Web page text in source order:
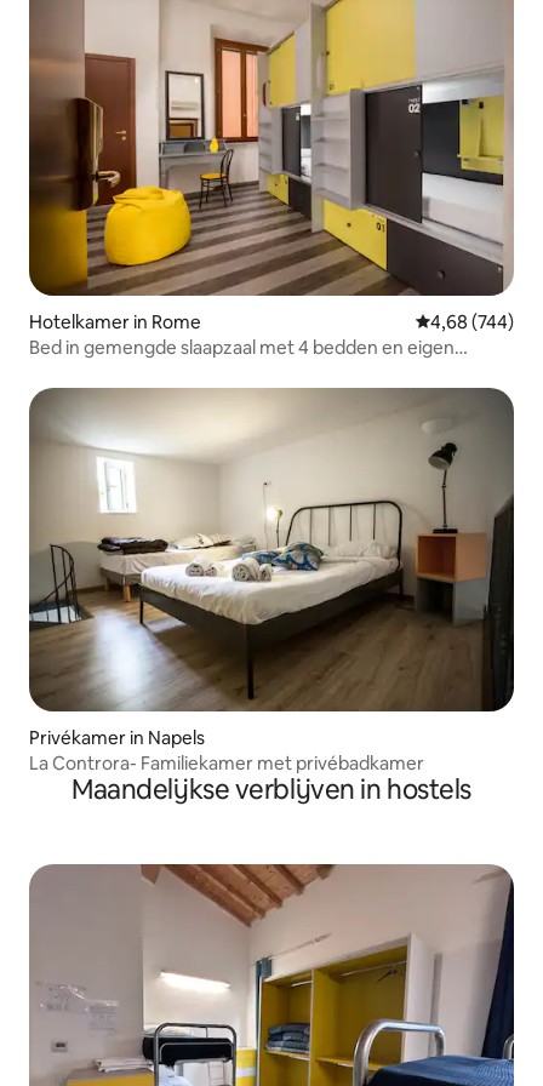
Hotelkamer in Rome Gemiddelde
4,68 (744)
Bed in gemengde slaapzaal met 4 bedden en eigen
Privékamer in Napels
La Controra- Familiekamer met privébadkamer
Maandelijkse verblijven in hostels